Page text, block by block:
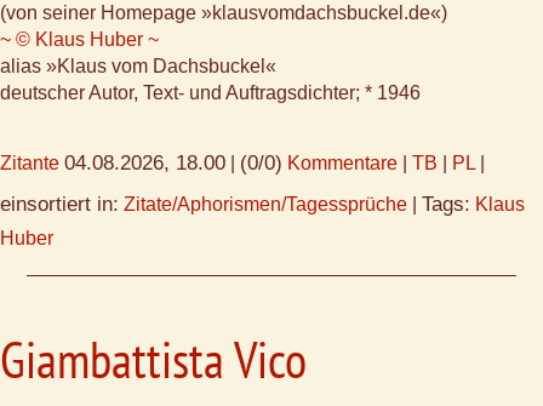
(von seiner Homepage »klausvomdachsbuckel.de«)
~ © Klaus Huber ~
alias »Klaus vom Dachsbuckel«
deutscher Autor, Text- und Auftragsdichter; * 1946
Zitante 04.08.2026, 18.00 (0/0) Kommentare TB PL
einsortiert in: Zitate/Aphorismen/Tagessprüche Tags: Klaus
Huber
Giambattista Vico